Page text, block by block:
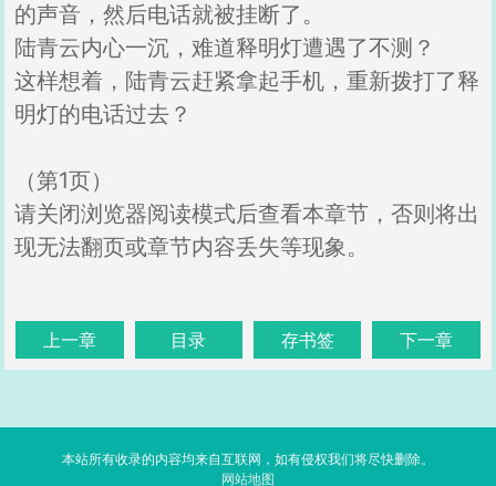
的声音，然后电话就被挂断了。
陆青云内心一沉，难道释明灯遭遇了不测？
这样想着，陆青云赶紧拿起手机，重新拨打了释
明灯的电话过去？
（第1页）
请关闭浏览器阅读模式后查看本章节，否则将出
现无法翻页或章节内容丢失等现象。
上一章 目录 存书签 下一章
本站所有收录的内容均来自互联网，如有侵权我们将尽快删除。
网站地图